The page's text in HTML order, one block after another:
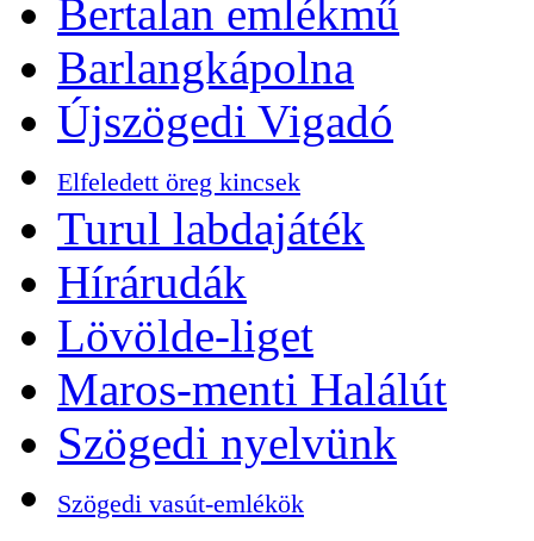
Bertalan emlékmű
Barlangkápolna
Újszögedi Vigadó
Elfeledett öreg kincsek
Turul labdajáték
Hírárudák
Lövölde-liget
Maros-menti Halálút
Szögedi nyelvünk
Szögedi vasút-emlékök